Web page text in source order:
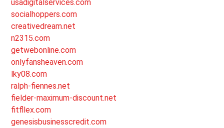
usadigitalservices.com
socialhoppers.com
creativedream.net
n2315.com
getwebonline.com
onlyfansheaven.com
lky08.com
ralph-fiennes.net
fielder-maximum-discount.net
fitfllex.com
genesisbusinesscredit.com